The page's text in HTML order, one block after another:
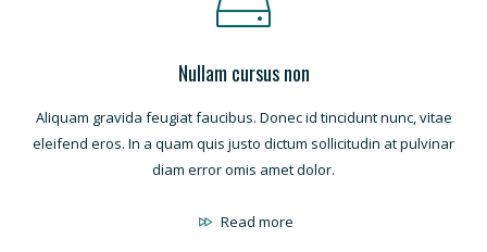
Nullam cursus non
Aliquam gravida feugiat faucibus. Donec id tincidunt nunc, vitae
eleifend eros. In a quam quis justo dictum sollicitudin at pulvinar
diam error omis amet dolor.
Read more